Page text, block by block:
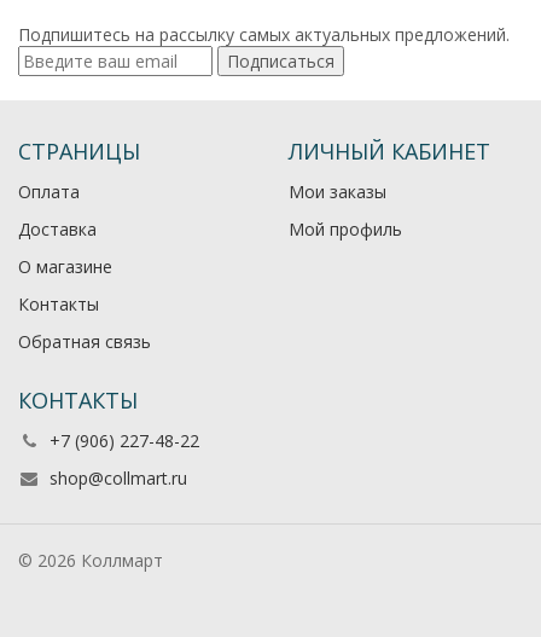
Подпишитесь на рассылку самых актуальных предложений.
Подписаться
СТРАНИЦЫ
Оплата
Доставка
О магазине
Контакты
Обратная связь
ЛИЧНЫЙ КАБИНЕТ
Мои заказы
Мой профиль
КОНТАКТЫ
+7 (906) 227-48-22
shop@collmart.ru
© 2026 Коллмарт